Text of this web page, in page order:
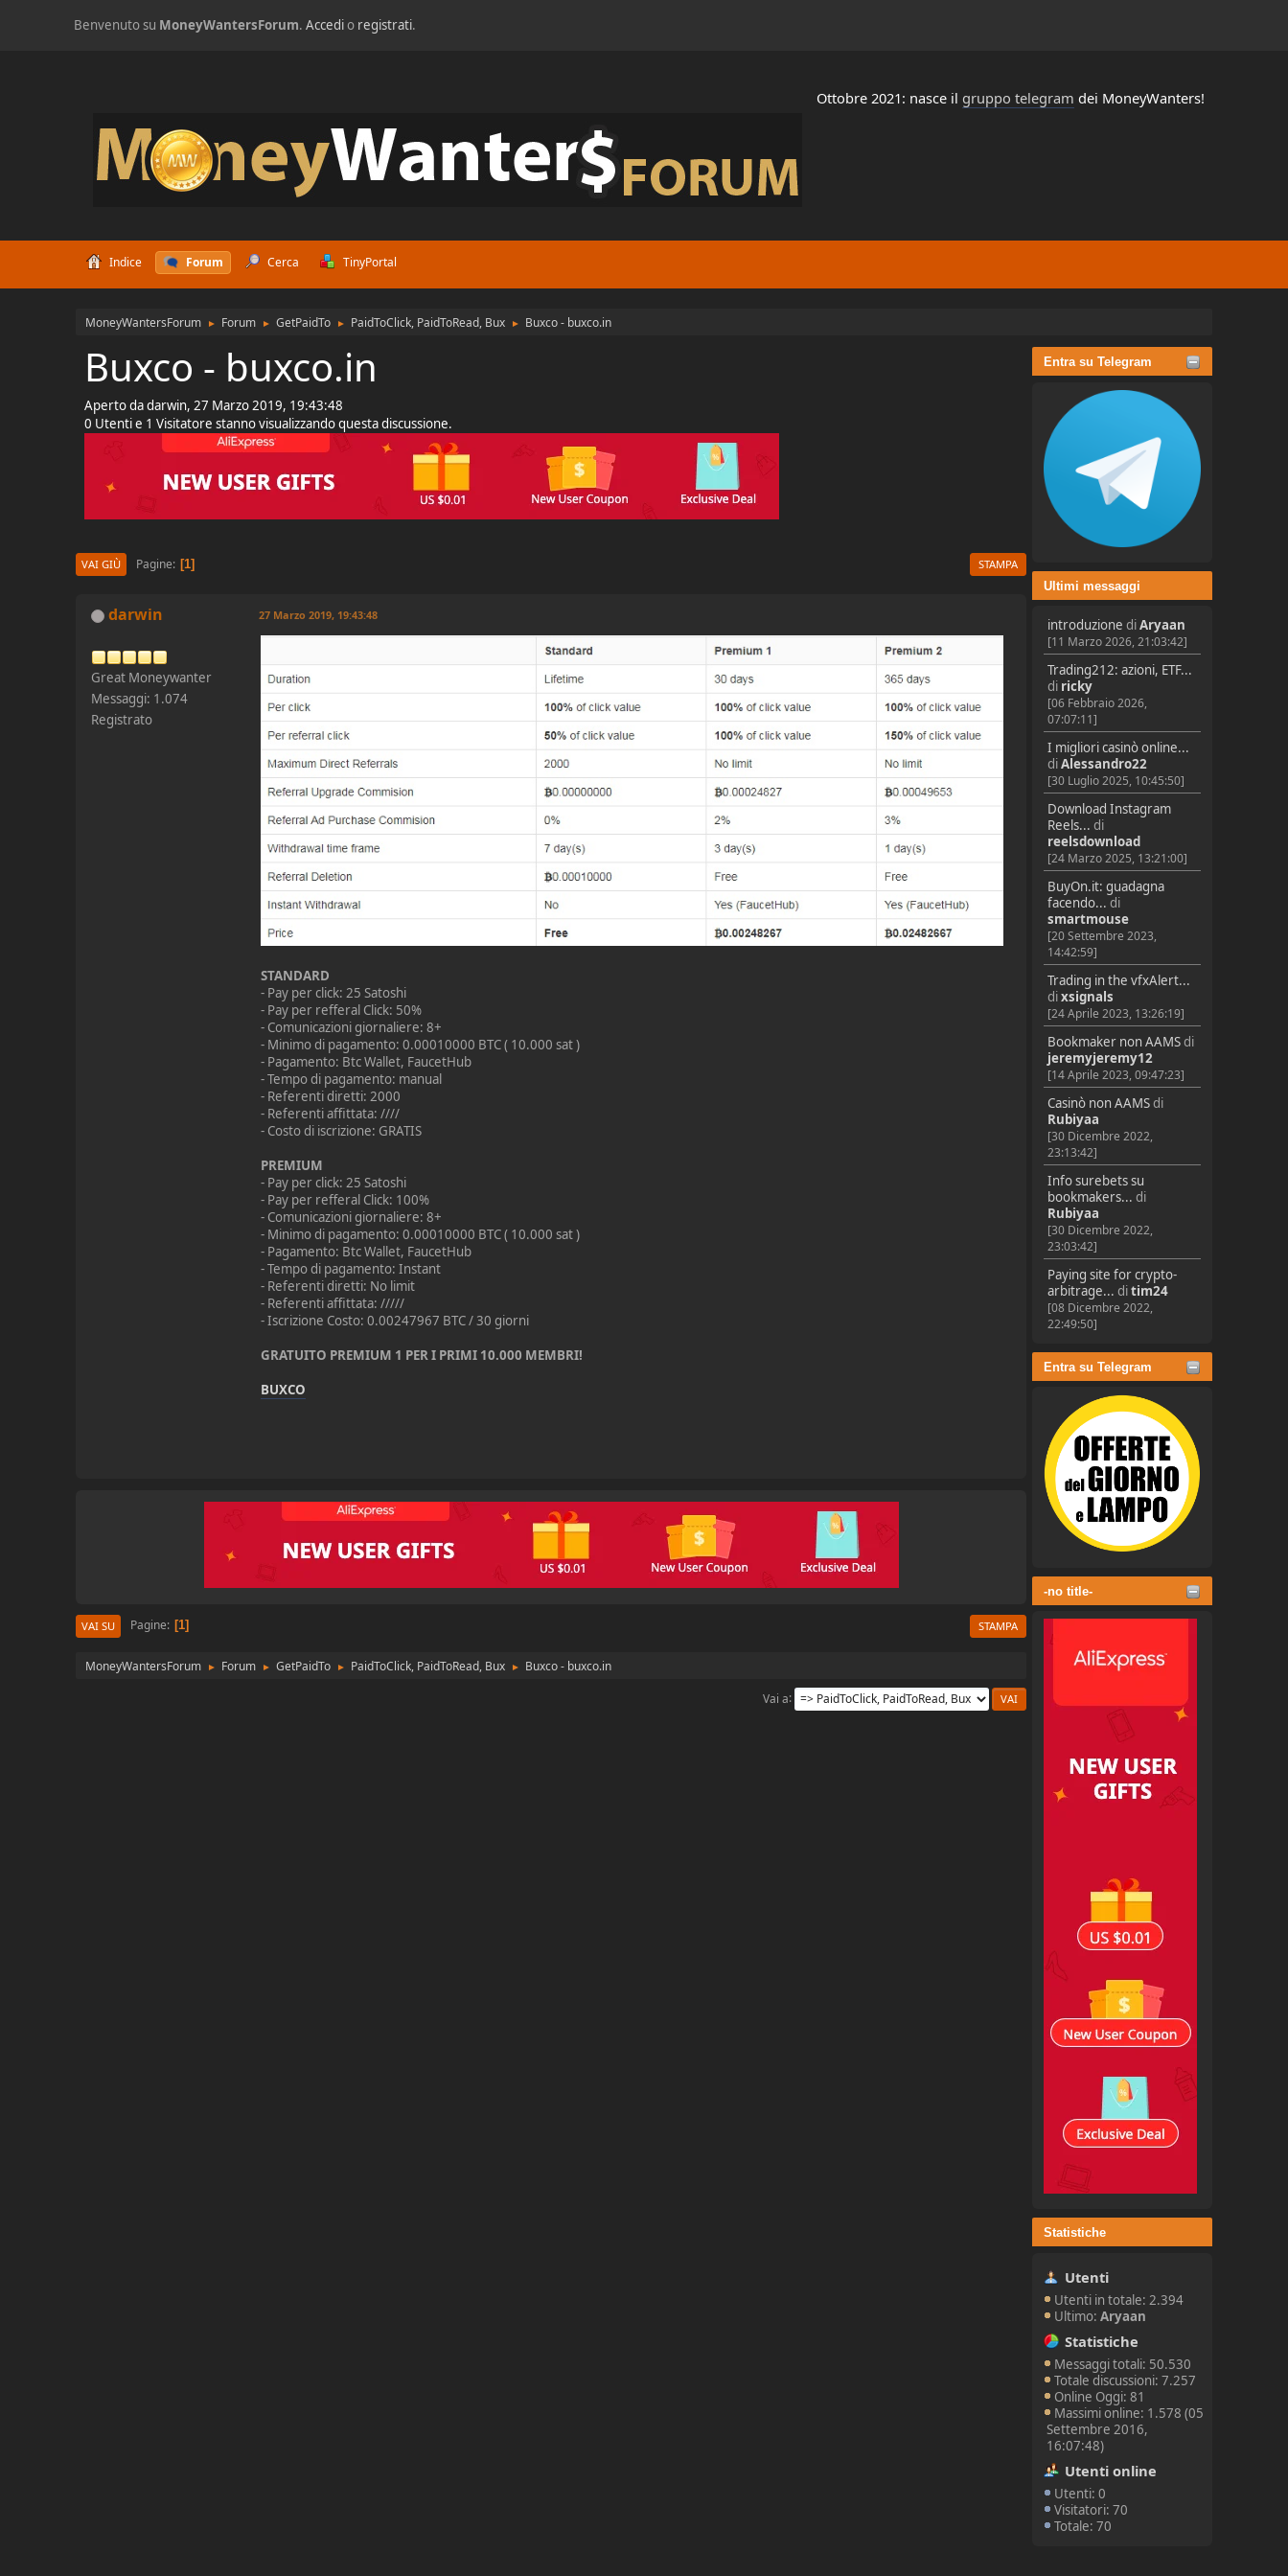
Benvenuto su MoneyWantersForum.Accedio registrati.
Ottobre 2021: nasce il gruppo telegram dei MoneyWanters!
Indice Forum Cerca TinyPortal
MoneyWantersForum ► Forum ► GetPaidTo ► PaidToClick, PaidToRead, Bux ► Buxco - buxco.in
Entra su Telegram
Ultimi messaggi
introduzione diAryaan
[11 Marzo 2026, 21:03:42]
Trading212: azioni, ETF...
di ricky
[06 Febbraio 2026,
07:07:11]
I migliori casinò online...
diAlessandro22
[30 Luglio 2025, 10:45:50]
Download Instagram
Reels... di
reelsdownload
[24 Marzo 2025, 13:21:00]
BuyOn.it: guadagna
facendo... di
smartmouse
[20 Settembre 2023,
14:42:59]
Trading in the vfxAlert...
dixsignals
[24 Aprile 2023, 13:26:19]
Bookmaker non AAMSdi
jeremyjeremy12
[14 Aprile 2023, 09:47:23]
Casinò non AAMSdi
Rubiyaa
[30 Dicembre 2022,
23:13:42]
Info surebets su
bookmakers... di
Rubiyaa
[30 Dicembre 2022,
23:03:42]
Paying site for crypto-
arbitrage... ditim24
[08 Dicembre 2022,
22:49:50]
Entra su Telegram
-no title-
Statistiche
Utenti
Utenti in totale: 2.394
Ultimo:Aryaan
Statistiche
Messaggi totali: 50.530
Totale discussioni: 7.257
Online Oggi: 81
Massimi online: 1.578 (05
Settembre 2016,
16:07:48)
Utenti online
Utenti: 0
Visitatori: 70
Totale: 70
Buxco - buxco.in
Aperto da darwin, 27 Marzo 2019, 19:43:48
0 Utenti e 1 Visitatore stanno visualizzando questa discussione.
STAMPA
VAI GIÙ Pagine 1
darwin
Great Moneywanter
Messaggi: 1.074
Registrato
27 Marzo 2019, 19:43:48
STANDARD
- Pay per click: 25 Satoshi
- Pay per refferal Click: 50%
- Comunicazioni giornaliere: 8+
- Minimo di pagamento: 0.00010000 BTC ( 10.000 sat )
- Pagamento: Btc Wallet, FaucetHub
- Tempo di pagamento: manual
- Referenti diretti: 2000
- Referenti affittata: ////
- Costo di iscrizione: GRATIS
PREMIUM
- Pay per click: 25 Satoshi
- Pay per refferal Click: 100%
- Comunicazioni giornaliere: 8+
- Minimo di pagamento: 0.00010000 BTC ( 10.000 sat )
- Pagamento: Btc Wallet, FaucetHub
- Tempo di pagamento: Instant
- Referenti diretti: No limit
- Referenti affittata: /////
- Iscrizione Costo: 0.00247967 BTC / 30 giorni
GRATUITO PREMIUM 1 PER I PRIMI 10.000 MEMBRI!
BUXCO
STAMPA
VAI SU Pagine 1
MoneyWantersForum ► Forum ► GetPaidTo ► PaidToClick, PaidToRead, Bux ►
Buxco - buxco.in
Vai a